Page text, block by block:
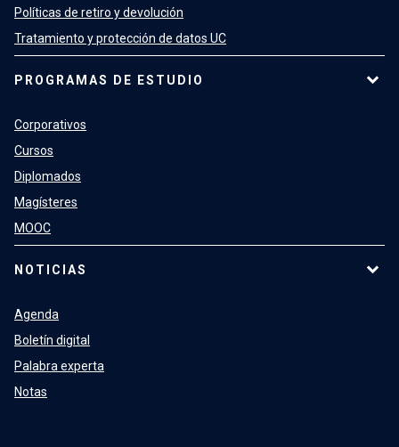
Políticas de retiro y devolución
Tratamiento y protección de datos UC
PROGRAMAS DE ESTUDIO
Corporativos
Cursos
Diplomados
Magísteres
MOOC
NOTICIAS
Agenda
Boletín digital
Palabra experta
Notas